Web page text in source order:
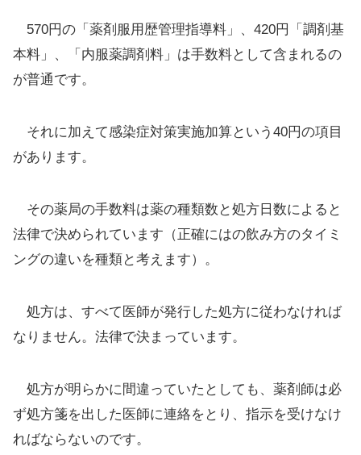
570円の「薬剤服用歴管理指導料」、420円「調剤基
本料」、「内服薬調剤料」は手数料として含まれるの
が普通です。
それに加えて感染症対策実施加算という40円の項目
があります。
その薬局の手数料は薬の種類数と処方日数によると
法律で決められています（正確にはの飲み方のタイミ
ングの違いを種類と考えます）。
処方は、すべて医師が発行した処方に従わなければ
なりません。法律で決まっています。
処方が明らかに間違っていたとしても、薬剤師は必
ず処方箋を出した医師に連絡をとり、指示を受けなけ
ればならないのです。